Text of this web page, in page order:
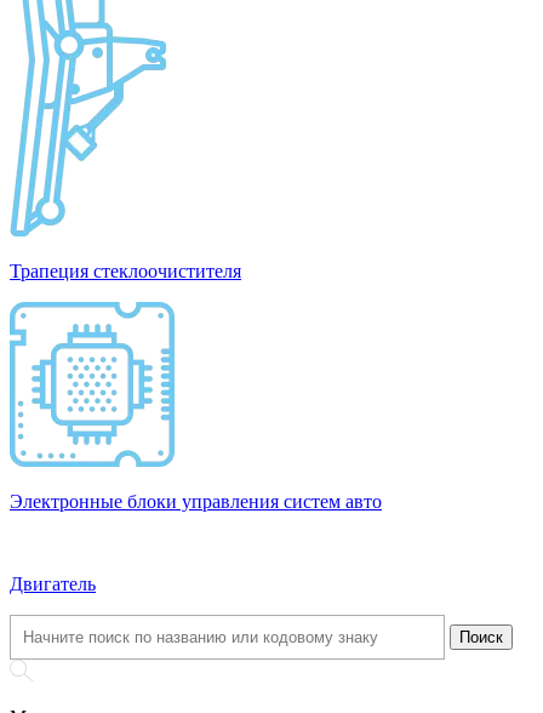
Трапеция стеклоочистителя
Электронные блоки управления систем авто
Двигатель